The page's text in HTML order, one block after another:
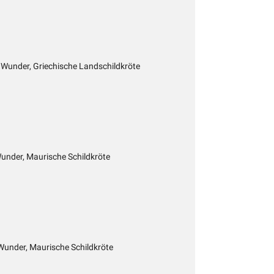
Griechische Landschildkröte
Maurische Schildkröte
Maurische Schildkröte